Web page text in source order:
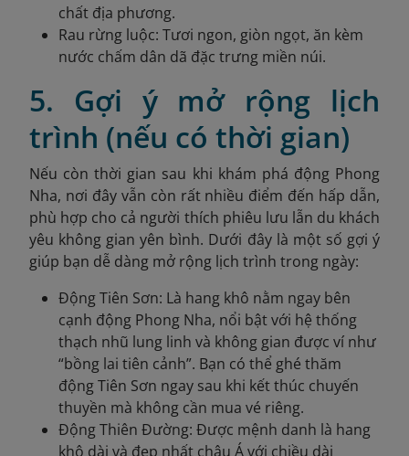
chất địa phương.
Rau rừng luộc: Tươi ngon, giòn ngọt, ăn kèm
nước chấm dân dã đặc trưng miền núi.
5. Gợi ý mở rộng lịch
trình (nếu có thời gian)
Nếu còn thời gian sau khi khám phá động Phong
Nha, nơi đây vẫn còn rất nhiều điểm đến hấp dẫn,
phù hợp cho cả người thích phiêu lưu lẫn du khách
yêu không gian yên bình. Dưới đây là một số gợi ý
giúp bạn dễ dàng mở rộng lịch trình trong ngày:
Động Tiên Sơn: Là hang khô nằm ngay bên
cạnh động Phong Nha, nổi bật với hệ thống
thạch nhũ lung linh và không gian được ví như
“bồng lai tiên cảnh”. Bạn có thể ghé thăm
động Tiên Sơn ngay sau khi kết thúc chuyến
thuyền mà không cần mua vé riêng.
Động Thiên Đường: Được mệnh danh là hang
khô dài và đẹp nhất châu Á với chiều dài